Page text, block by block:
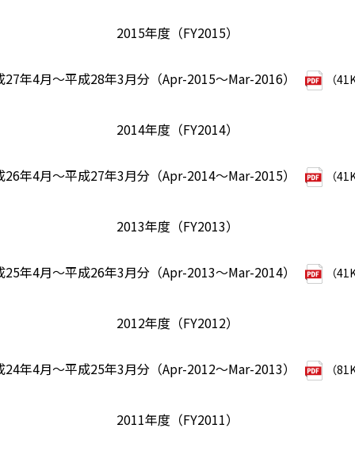
2015年度（FY2015）
27年4月～平成28年3月分（Apr-2015～Mar-2016） （
2014年度（FY2014）
26年4月～平成27年3月分（Apr-2014～Mar-2015） （
2013年度（FY2013）
25年4月～平成26年3月分（Apr-2013～Mar-2014） （
2012年度（FY2012）
24年4月～平成25年3月分（Apr-2012～Mar-2013） （
2011年度（FY2011）